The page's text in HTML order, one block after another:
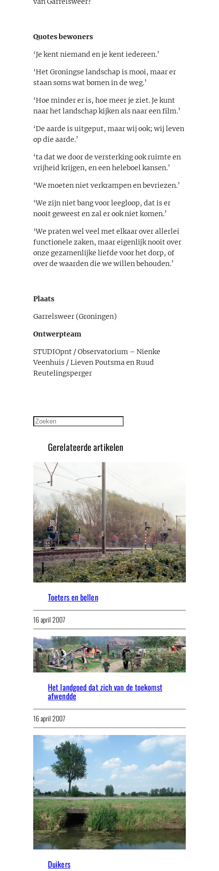
Quotes bewoners
‘Je kent niemand en je kent iedereen.’
‘Het Groningse landschap is mooi, maar er
staan soms wat bomen in de weg.’
‘Hoe minder er is, hoe meer je ziet. Je kunt
naar het landschap kijken als naar een film.’
‘De aarde is uitgeput, maar wij ook; wij leven
op die aarde.’
‘ta dat we door de versterking ook ruimte en
vrijheid krijgen, en een heleboel kansen.’
‘We moeten niet verkrampen en bevriezen.’
‘We zijn niet bang voor leegloop, dat is er
nooit geweest en zal er ook niet komen.’
‘We praten wel veel met elkaar over allerlei
functionele zaken, maar eigenlĳk nooit over
onze gezamenlĳke liefde voor het dorp, of
over de waarden die we willen behouden.’
Plaats
Garrelsweer (Groningen)
Ontwerpteam
STUDIOpnt / Observatorium – Nienke
Veenhuis / Lieven Poutsma en Ruud
Reutelingsperger
Zoeken
Gerelateerde artikelen
Toeters en bellen
16 april 2007
Het landgoed dat zich van de toekomst
afwendde
16 april 2007
Duikers